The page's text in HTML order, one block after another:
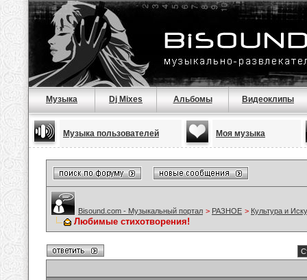
Музыка Dj Mixes Альбомы Видеоклипы
Музыка пользователей Моя музыка
Bisound.com - Музыкальный портал > РАЗНОЕ > Культура и
Любимые стихотворения!